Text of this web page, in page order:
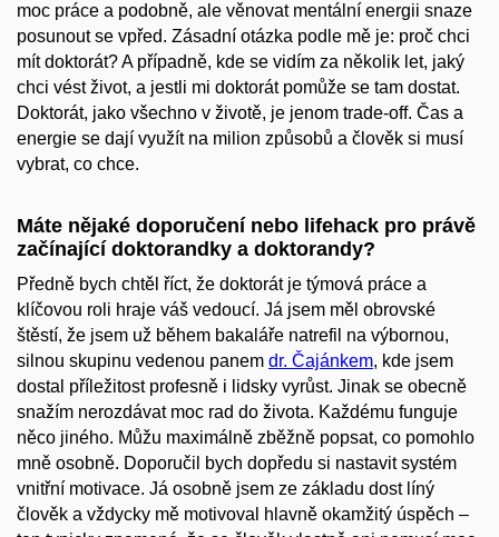
moc práce a podobně, ale věnovat mentální energii snaze
posunout se vpřed. Zásadní otázka podle mě je: proč chci
mít doktorát? A případně, kde se vidím za několik let, jaký
chci vést život, a jestli mi doktorát pomůže se tam dostat.
Doktorát, jako všechno v životě, je jenom trade-off. Čas a
energie se dají využít na milion způsobů a člověk si musí
vybrat, co chce.
Máte nějaké doporučení nebo lifehack pro právě
začínající doktorandky a doktorandy?
Předně bych chtěl říct, že doktorát je týmová práce a
klíčovou roli hraje váš vedoucí. Já jsem měl obrovské
štěstí, že jsem už během bakaláře natrefil na výbornou,
silnou skupinu vedenou panem dr. Čajánkem, kde jsem
dostal příležitost profesně i lidsky vyrůst. Jinak se obecně
snažím nerozdávat moc rad do života. Každému funguje
něco jiného. Můžu maximálně zběžně popsat, co pomohlo
mně osobně. Doporučil bych dopředu si nastavit systém
vnitřní motivace. Já osobně jsem ze základu dost líný
člověk a vždycky mě motivoval hlavně okamžitý úspěch –